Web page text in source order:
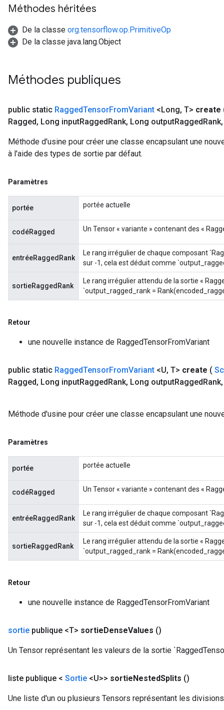
Méthodes héritées
De la classe org.tensorflow.op.PrimitiveOp
De la classe java.lang.Object
Méthodes publiques
public static RaggedTensorFromVariant <Long, T> create
Ragged, Long inputRaggedRank, Long outputRaggedRank,
Méthode d'usine pour créer une classe encapsulant une
à l'aide des types de sortie par défaut.
Paramètres
portée portée actuelle
codéRagged Un Tensor « variante » contenant des «
entréeRaggedRank
Le rang irrégulier de chaque composant
sur -1, cela est déduit comme
sortieRaggedRank
Le rang irrégulier attendu de la sortie «
`output_ragged_rank =
Retour
une nouvelle instance de RaggedTensorFromVariant
public static RaggedTensorFromVariant <U, T> create (
Ragged, Long inputRaggedRank, Long outputRaggedRank,
Méthode d'usine pour créer une classe encapsulant une
Paramètres
portée portée actuelle
codéRagged Un Tensor « variante » contenant des «
entréeRaggedRank
Le rang irrégulier de chaque composant
sur -1, cela est déduit comme
sortieRaggedRank
Le rang irrégulier attendu de la sortie «
`output_ragged_rank =
Retour
une nouvelle instance de RaggedTensorFromVariant
sortie publique <T> sortieDenseValues ​​()
Un Tensor représentant les valeurs de la sortie
liste publique < Sortie <U>> sortieNestedSplits ()
Une liste d'un ou plusieurs Tensors représentant les